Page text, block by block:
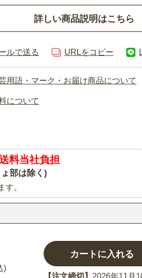
詳しい商品説明はこちら
ルで送る URLをコピー
用語・マーク・お届け商品について
について
料当社負担
部は除く)
。
)
カートに入れる
【注文締切】 2026年11月